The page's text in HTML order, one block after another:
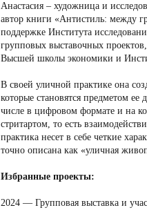
Анастасия – художница и
автор книги «Антистиль: между
поддержке Института
групповых выставочных
Высшей школы экономики и
В своей уличной практике она
которые становятся предметом
числе в цифровом формате и на
стритартом, то есть
практика несет в себе четкие
точно описана как «уличная
Избранные проекты:
2024 — Групповая выставка и